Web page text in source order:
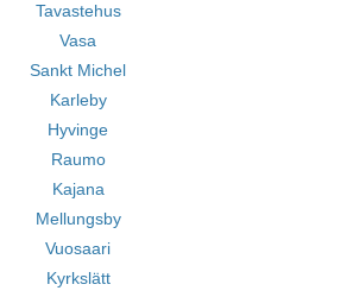
Tavastehus
Vasa
Sankt Michel
Karleby
Hyvinge
Raumo
Kajana
Mellungsby
Vuosaari
Kyrkslätt